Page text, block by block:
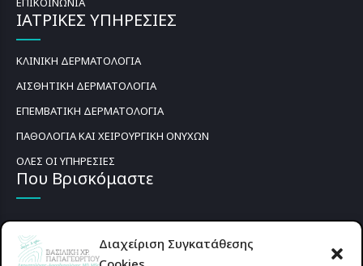
Διαχείριση Συγκατάθεσης
ΙΑΤΡΙΚΕΣ ΥΠΗΡΕΣΙΕΣ
ΚΛΙΝΙΚΗ ΔΕΡΜΑΤΟΛΟΓΙΑ
ΑΙΣΘΗΤΙΚΗ ΔΕΡΜΑΤΟΛΟΓΙΑ
ΕΠΕΜΒΑΤΙΚΗ ΔΕΡΜΑΤΟΛΟΓΙΑ
ΠΑΘΟΛΟΓΙΑ ΚΑΙ ΧΕΙΡΟΥΡΓΙΚΗ ΟΝΥΧΩΝ
ΟΛΕΣ ΟΙ ΥΠΗΡΕΣΙΕΣ
Που Βρισκόμαστε